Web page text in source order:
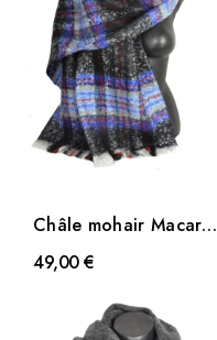
Châle mohair Macaron
bleu et noir
49,00 €